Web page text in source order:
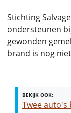
Stichting
ondersteunen
gewonden
brand is nog
BEKIJK OOK:
Twee